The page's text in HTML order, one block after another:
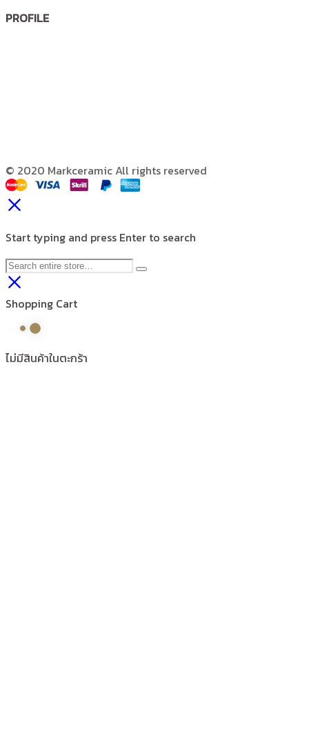
PROFILE
© 2020 Markceramic All rights reserved
Start typing and press Enter to search
Shopping Cart
ไม่มีสินค้าในตะกร้า